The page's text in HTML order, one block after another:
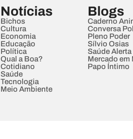
Notícias
Bichos
Cultura
Economia
Educação
Política
Qual a Boa?
Cotidiano
Saúde
Tecnologia
Meio Ambiente
Blogs
Caderno
Conversa
Pleno Poder
Sílvio Osias
Saúde Alerta
Mercado em
Papo Íntimo